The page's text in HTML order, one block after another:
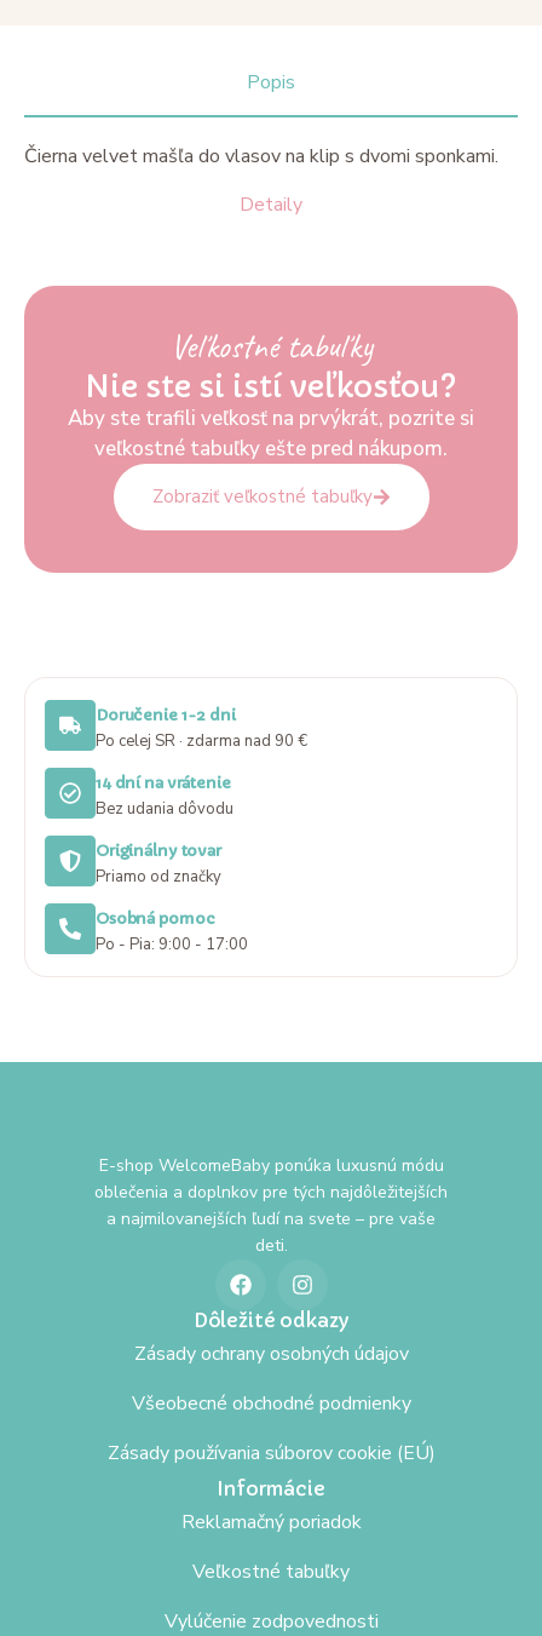
Popis
Detaily
Čierna velvet mašľa do vlasov na klip s dvomi sponkami.
Veľkostné tabuľky
Nie ste si istí veľkosťou?
Aby ste trafili veľkosť na prvýkrát, pozrite si
veľkostné tabuľky ešte pred nákupom.
Zobraziť veľkostné tabuľky
Doručenie 1-2 dni
Po celej SR · zdarma nad 90 €
14 dní na vrátenie
Bez udania dôvodu
Originálny tovar
Priamo od značky
Osobná pomoc
Po - Pia: 9:00 - 17:00
E-shop WelcomeBaby ponúka luxusnú módu
oblečenia a doplnkov pre tých najdôležitejších
a najmilovanejších ľudí na svete – pre vaše
deti.
Dôležité odkazy
Zásady ochrany osobných údajov
Všeobecné obchodné podmienky
Zásady používania súborov cookie (EÚ)
Informácie
Reklamačný poriadok
Veľkostné tabuľky
Vylúčenie zodpovednosti